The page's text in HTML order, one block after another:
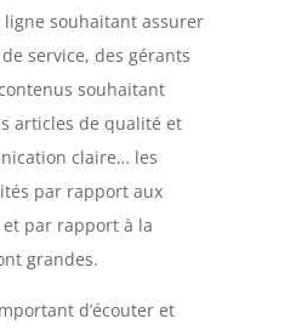
ligne souhaitant assurer
service, des gérants
souhaitant
articles de qualité et
claire… les
par rapport aux
par rapport à la
grandes.
d’écouter et